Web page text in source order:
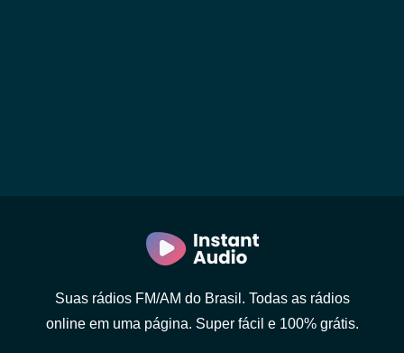
Suas rádios FM/AM do Brasil. Todas as rádios
online em uma página. Super fácil e 100% grátis.